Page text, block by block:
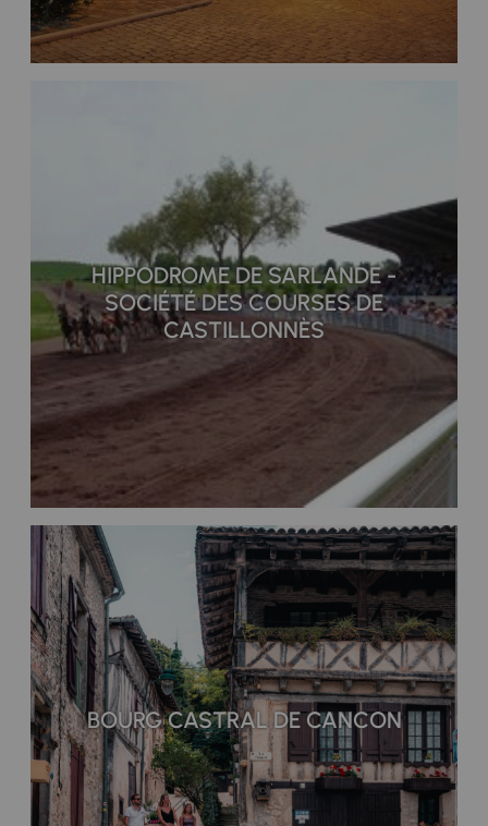
HIPPODROME DE SARLANDE -
SOCIÉTÉ DES COURSES DE
CASTILLONNÈS
BOURG CASTRAL DE CANCON